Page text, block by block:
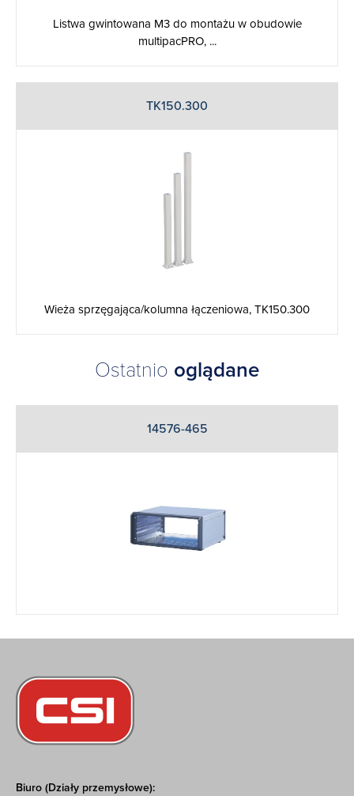
Listwa gwintowana M3 do montażu w obudowie
multipacPRO, ...
TK150.300
Wieża sprzęgająca/kolumna łączeniowa, TK150.300
Ostatnio oglądane
14576-465
Biuro (Działy przemysłowe):